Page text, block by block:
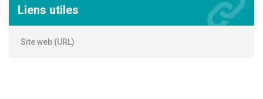
Liens utiles
Site web (URL)